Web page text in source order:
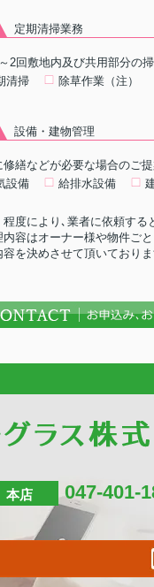
定期清掃業務
2回敷地内及び共用部分の
清掃
除草作業（注）
設備・建物管理
修繕などが必要な場合のご
設備
給排水設備
程度により､業者に依頼す
容はオーナー様や物件ご
容を決めさせて頂いており
本店 047-401-